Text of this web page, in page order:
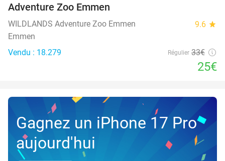
Adventure Zoo Emmen
WILDLANDS Adventure Zoo Emmen 9.6 star
Emmen
Vendu : 18.279
Régulier 33€
25€
Gagnez un iPhone 17 Pro
aujourd'hui